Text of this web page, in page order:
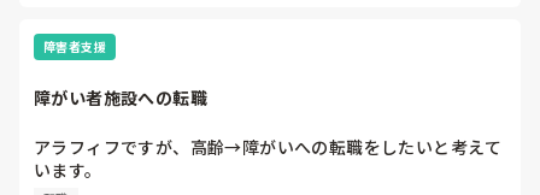
今のユニットでは毎週シフトとにらめっこして、職員の人数配
なので変更はほぼないです。たまに病院受診で前後します。
の速さの方を組み合わせたりしてます。順番も一番に入りたい
方がいるので、週によって一番と二番を入れ換えたりしてま
す。決め方は職員によってバラバラなので決まりはありませ
障害者支援
障がい者施設への転職
アラフィフですが、高齢→障がいへの転職をしたいと考えて
います。